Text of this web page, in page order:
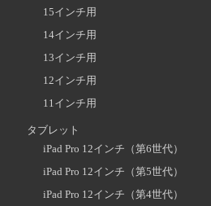
15インチ用
14インチ用
13インチ用
12インチ用
11インチ用
タブレット
iPad Pro 12インチ（第6世代）
iPad Pro 12インチ（第5世代）
iPad Pro 12インチ（第4世代）